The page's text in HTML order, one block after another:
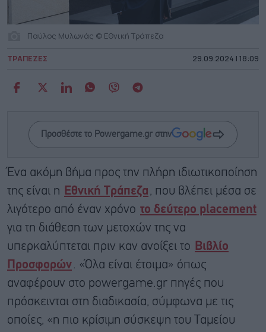
Παύλος Μυλωνάς © Εθνική Τράπεζα
ΤΡΑΠΕΖΕΣ 29.09.2024 | 18:09
Προσθέστε το Powergame.gr στην
Ένα ακόμη βήμα προς την πλήρη ιδιωτικοποίηση
της είναι η
Εθνική Τράπεζα , που βλέπει μέσα σε
λιγότερο από έναν χρόνο το δεύτερο placement
για τη διάθεση των μετοχών της να
υπερκαλύπτεται πριν καν ανοίξει το
Βιβλίο
Προσφορών . «Όλα είναι έτοιμα» όπως
αναφέρουν στο powergame.gr πηγές που
πρόσκεινται στη διαδικασία, σύμφωνα με τις
οποίες, «η πιο κρίσιμη σύσκεψη του Ταμείου